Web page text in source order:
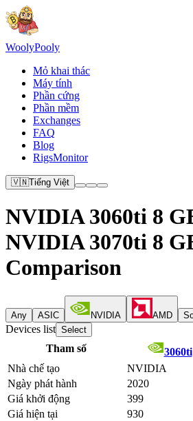
WoolyPooly
Mỏ khai thác
Máy tính
Phần cứng
Phần mềm
Exchanges
FAQ
Blog
RigsMonitor
🇻🇳Tiếng Việt
NVIDIA 3060ti 8
NVIDIA 3070ti 8
Comparison
Any ASIC NVIDIA AMD
Devices list Select
Tham số 3060ti
Nhà chế tạo
NVIDIA
Ngày phát hành
2020
Giá khởi động
399
Giá hiện tại
930